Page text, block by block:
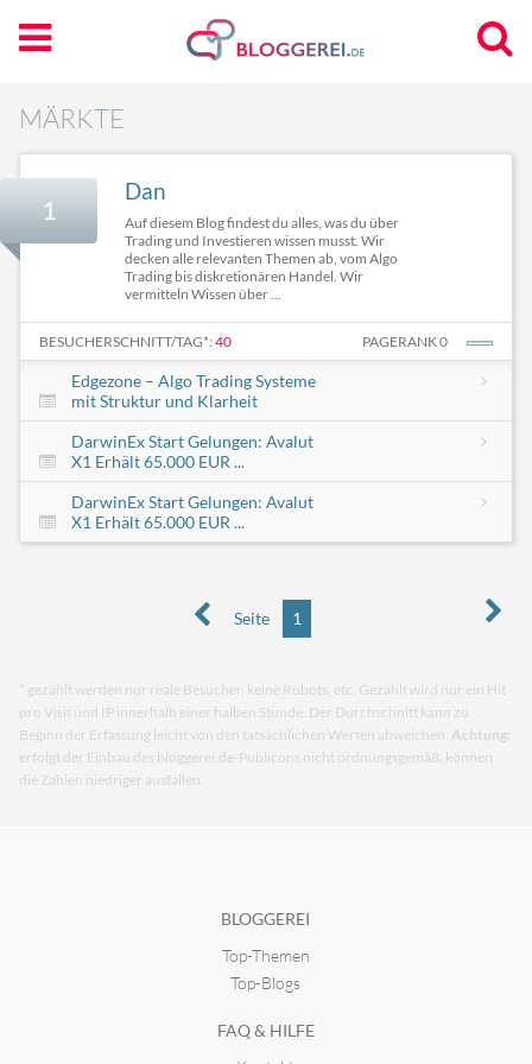
MÄRKTE
1
Dan
Auf diesem Blog findest du alles, was du über
Trading und Investieren wissen musst. Wir
decken alle relevanten Themen ab, vom Algo
Trading bis diskretionären Handel. Wir
vermitteln Wissen über ...
BESUCHERSCHNITT/TAG*: 40 PAGERANK 0
Edgezone – Algo Trading Systeme
mit Struktur und Klarheit
DarwinEx Start Gelungen: Avalut
X1 Erhält 65.000 EUR ...
DarwinEx Start Gelungen: Avalut
X1 Erhält 65.000 EUR ...
Seite 1
* gezählt werden nur reale Besucher, keine Robots, etc. Gezählt wird nur ein Hit
pro Visit und IP innerhalb einer halben Stunde. Der Durchschnitt kann zu
Beginn der Erfassung leicht von den tatsächlichen Werten abweichen. Achtung:
erfolgt der Einbau des bloggerei.de-Publicons nicht ordnungsgemäß, können
die Zahlen niedriger ausfallen.
BLOGGEREI
Top-Themen
Top-Blogs
FAQ & HILFE